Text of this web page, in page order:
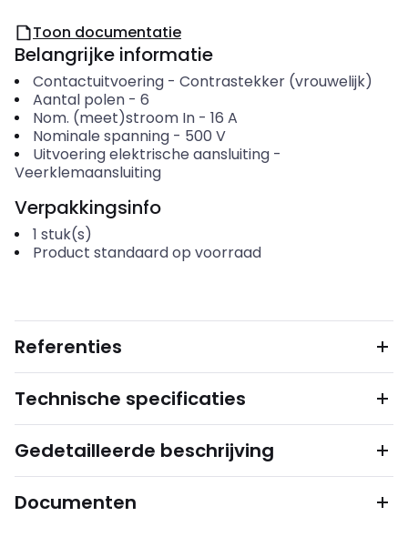
Toon documentatie
Belangrijke informatie
Contactuitvoering- Contrastekker (vrouwelijk)
Aantal polen- 6
Nom. (meet)stroom In- 16 A
Nominale spanning- 500 V
Uitvoering elektrische aansluiting-
Veerklemaansluiting
Verpakkingsinfo
1 stuk(s)
Product standaard op voorraad
Referenties
Technische specificaties
Gedetailleerde beschrijving
Documenten